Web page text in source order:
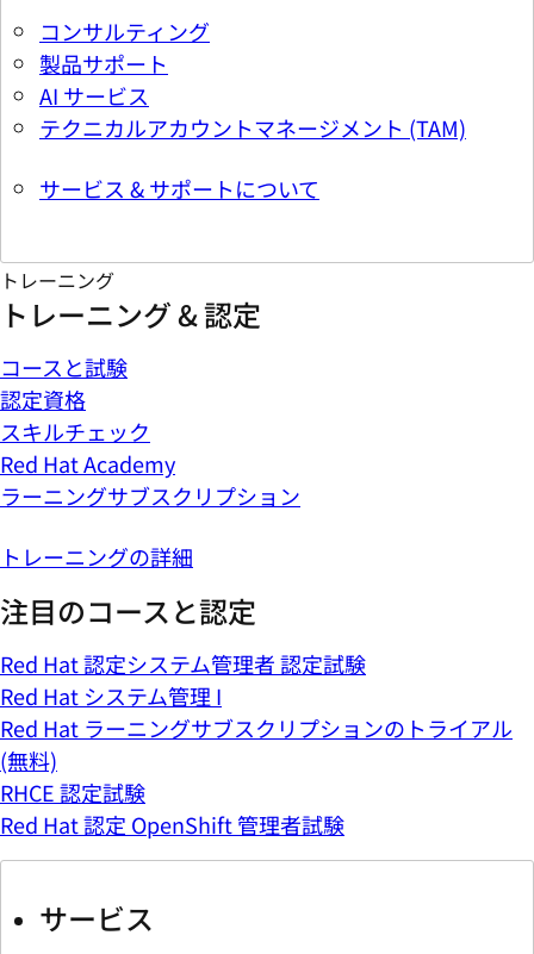
コンサルティング
製品サポート
AI サービス
テクニカルアカウントマネージメント (TAM)
サービス & サポートについて
トレーニング
トレーニング & 認定
コースと試験
認定資格
スキルチェック
Red Hat Academy
ラーニングサブスクリプション
トレーニングの詳細
注目のコースと認定
Red Hat 認定システム管理者 認定試験
Red Hat システム管理 I
Red Hat ラーニングサブスクリプションのトライアル
(無料)
RHCE 認定試験
Red Hat 認定 OpenShift 管理者試験
サービス